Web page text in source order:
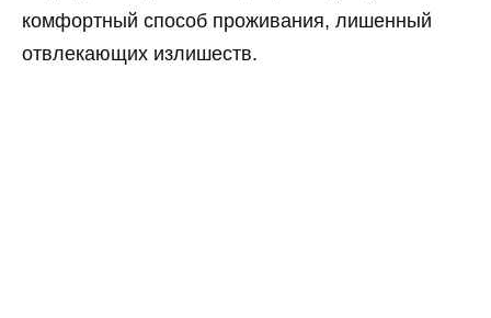
комфортный способ проживания, лишенный
отвлекающих излишеств.